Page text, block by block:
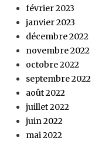
février 2023
janvier 2023
décembre 2022
novembre 2022
octobre 2022
septembre 2022
août 2022
juillet 2022
juin 2022
mai 2022